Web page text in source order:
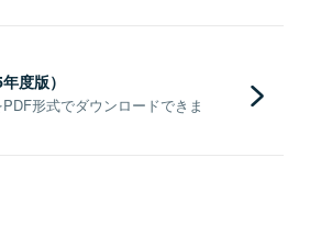
度版）
形式でダウンロードできま